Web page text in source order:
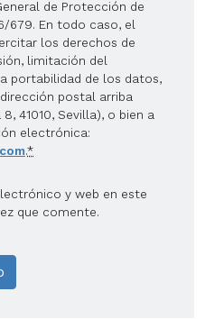
de Protección de
679. En todo caso, el
los derechos de
limitación del
portabilidad de los datos,
postal arriba
41010, Sevilla), o bien a
electrónica:
.*
y web en este
que comente.